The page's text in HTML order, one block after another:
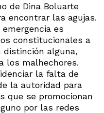
de Dina Boluarte
encontrar las agujas.
es
constitucionales a
distinción alguna,
los malhechores.
la falta de
la autoridad para
que se promocionan
por las redes